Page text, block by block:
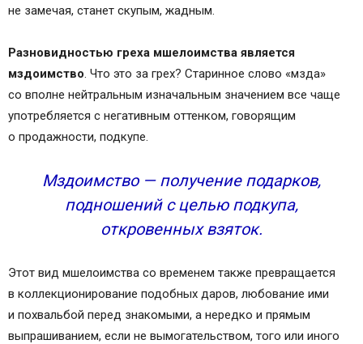
не замечая, станет скупым, жадным.
Разновидностью греха мшелоимства является
мздоимство. Что это за грех? Старинное слово «мзда»
со вполне нейтральным изначальным значением все чаще
употребляется с негативным оттенком, говорящим
о продажности, подкупе.
Мздоимство — получение подарков,
подношений с целью подкупа,
откровенных взяток.
Этот вид мшелоимства со временем также превращается
в коллекционирование подобных даров, любование ими
и похвальбой перед знакомыми, а нередко и прямым
выпрашиванием, если не вымогательством, того или иного